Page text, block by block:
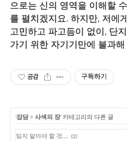
으로는 신의 영역을 이해할
를 펼치겠지요. 하지만, 저에
고민하고 파고듬이 없이, 단
가기 위한 자기기만에 불과
공감 구독하기
'잡담> 사색의 장' 카테고리의 다른 글
잊지 말아야 할 것.... (2)